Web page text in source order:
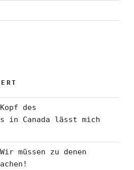
des
in Canada lässt mich
Wir müssen zu denen